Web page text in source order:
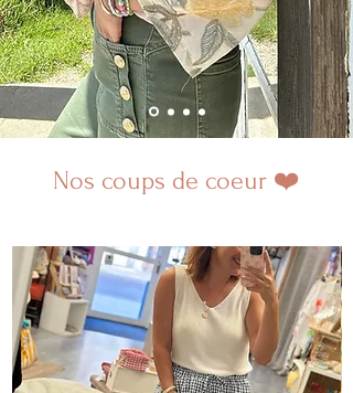
Nos coups de coeur ❤️